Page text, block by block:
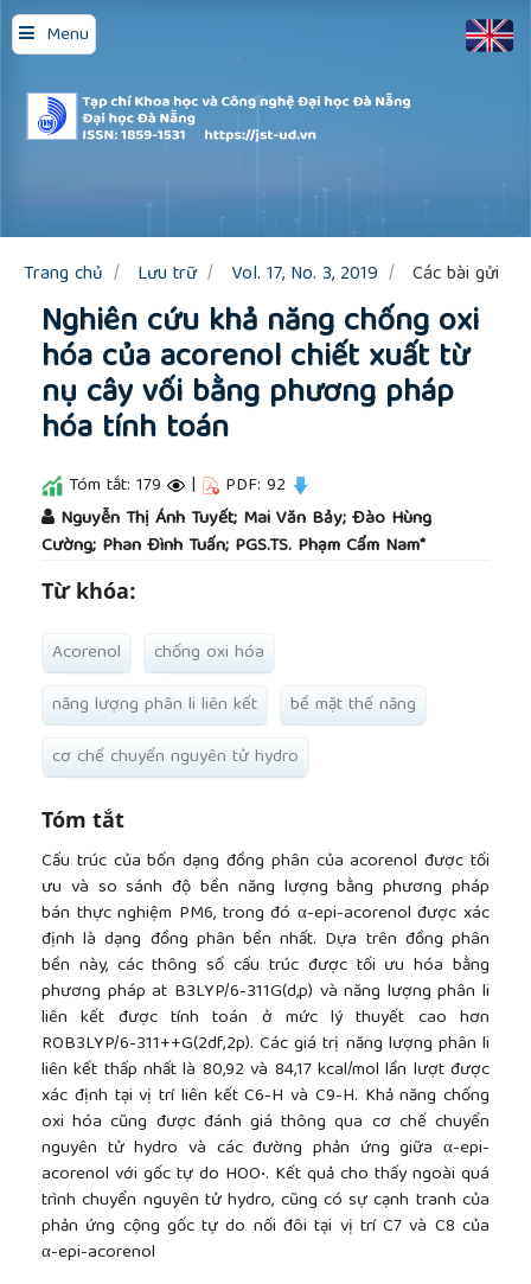
Menu
Quick
jump
to
page
content
Main
Sidebar
Trang chủ Lưu trữ Vol. 17, No. 3, 2019 Các bài gửi
Nghiên cứu khả năng chống oxi
hóa của acorenol chiết xuất từ
nụ cây vối bằng phương pháp
hóa tính toán
Tóm tắt: 179 | PDF: 92
Nguyễn Thị Ánh Tuyết; Mai Văn Bảy; Đào Hùng
Cường; Phan Đình Tuấn; PGS.TS. Phạm Cẩm Nam*
Từ khóa:
Acorenol
chống oxi hóa
năng lượng phân li liên kết
bề mặt thế năng
cơ chế chuyển nguyên tử hydro
Tóm tắt
Cấu trúc của bốn dạng đồng phân của acorenol được tối
ưu và so sánh độ bền năng lượng bằng phương pháp
bán thực nghiệm PM6, trong đó α-epi-acorenol được xác
định là dạng đồng phân bền nhất. Dựa trên đồng phân
bền này, các thông số cấu trúc được tối ưu hóa bằng
phương pháp at B3LYP/6-311G(d,p) và năng lượng phân li
liên kết được tính toán ở mức lý thuyết cao hơn
ROB3LYP/6-311++G(2df,2p). Các giá trị năng lượng phân li
liên kết thấp nhất là 80,92 và 84,17 kcal/mol lần lượt được
xác định tại vị trí liên kết C6-H và C9-H. Khả năng chống
oxi hóa cũng được đánh giá thông qua cơ chế chuyển
nguyên tử hydro và các đường phản ứng giữa α-epi-
acorenol với gốc tự do HOO•. Kết quả cho thấy ngoài quá
trình chuyển nguyên tử hydro, cũng có sự cạnh tranh của
phản ứng cộng gốc tự do nối đôi tại vị trí C7 và C8 của
α-epi-acorenol